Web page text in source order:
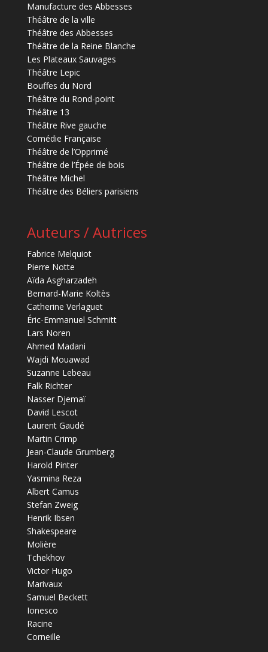
Manufacture des Abbesses
Théâtre de la ville
Théâtre des Abbesses
Théâtre de la Reine Blanche
Les Plateaux Sauvages
Théâtre Lepic
Bouffes du Nord
Théâtre du Rond-point
Théâtre 13
Théâtre Rive gauche
Comédie Française
Théâtre de l’Opprimé
Théâtre de l’Épée de bois
Théâtre Michel
Théâtre des Béliers parisiens
Auteurs / Autrices
Fabrice Melquiot
Pierre Notte
Aïda Asgharzadeh
Bernard-Marie Koltès
Catherine Verlaguet
Éric-Emmanuel Schmitt
Lars Noren
Ahmed Madani
Wajdi Mouawad
Suzanne Lebeau
Falk Richter
Nasser Djemaï
David Lescot
Laurent Gaudé
Martin Crimp
Jean-Claude Grumberg
Harold Pinter
Yasmina Reza
Albert Camus
Stefan Zweig
Henrik Ibsen
Shakespeare
Molière
Tchekhov
Victor Hugo
Marivaux
Samuel Beckett
Ionesco
Racine
Corneille